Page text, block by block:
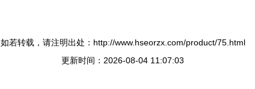
如若转载，请注明出处：http://www.hseorzx.com/product/75.html
更新时间：2026-08-04 11:07:03